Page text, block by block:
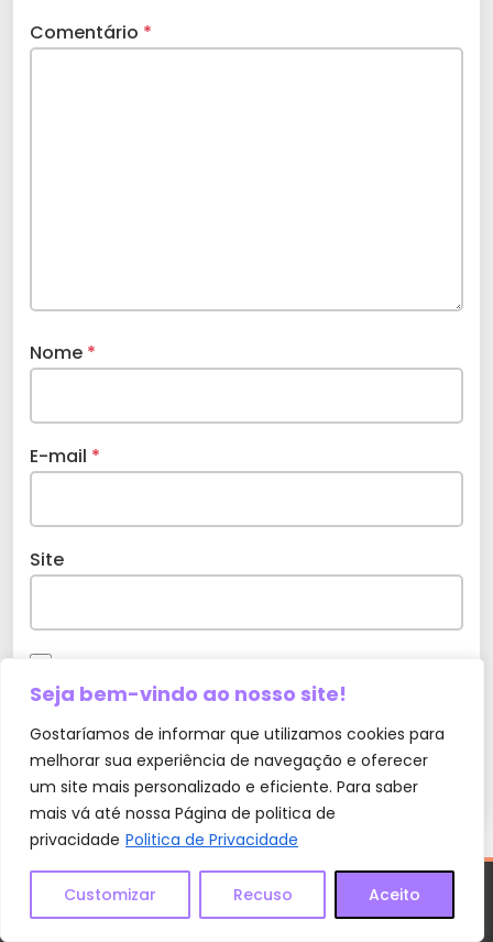
Seja bem-vindo ao nosso site!
Gostaríamos de informar que utilizamos cookies para
melhorar sua experiência de navegação e oferecer
um site mais personalizado e eficiente. Para saber
mais vá até nossa Página de politica de
privacidade Politica de Privacidade
Customizar Recuso Aceito
Comentário *
Nome *
E-mail *
Site
Salvar meus dados neste navegador para a
próxima vez que eu comentar.